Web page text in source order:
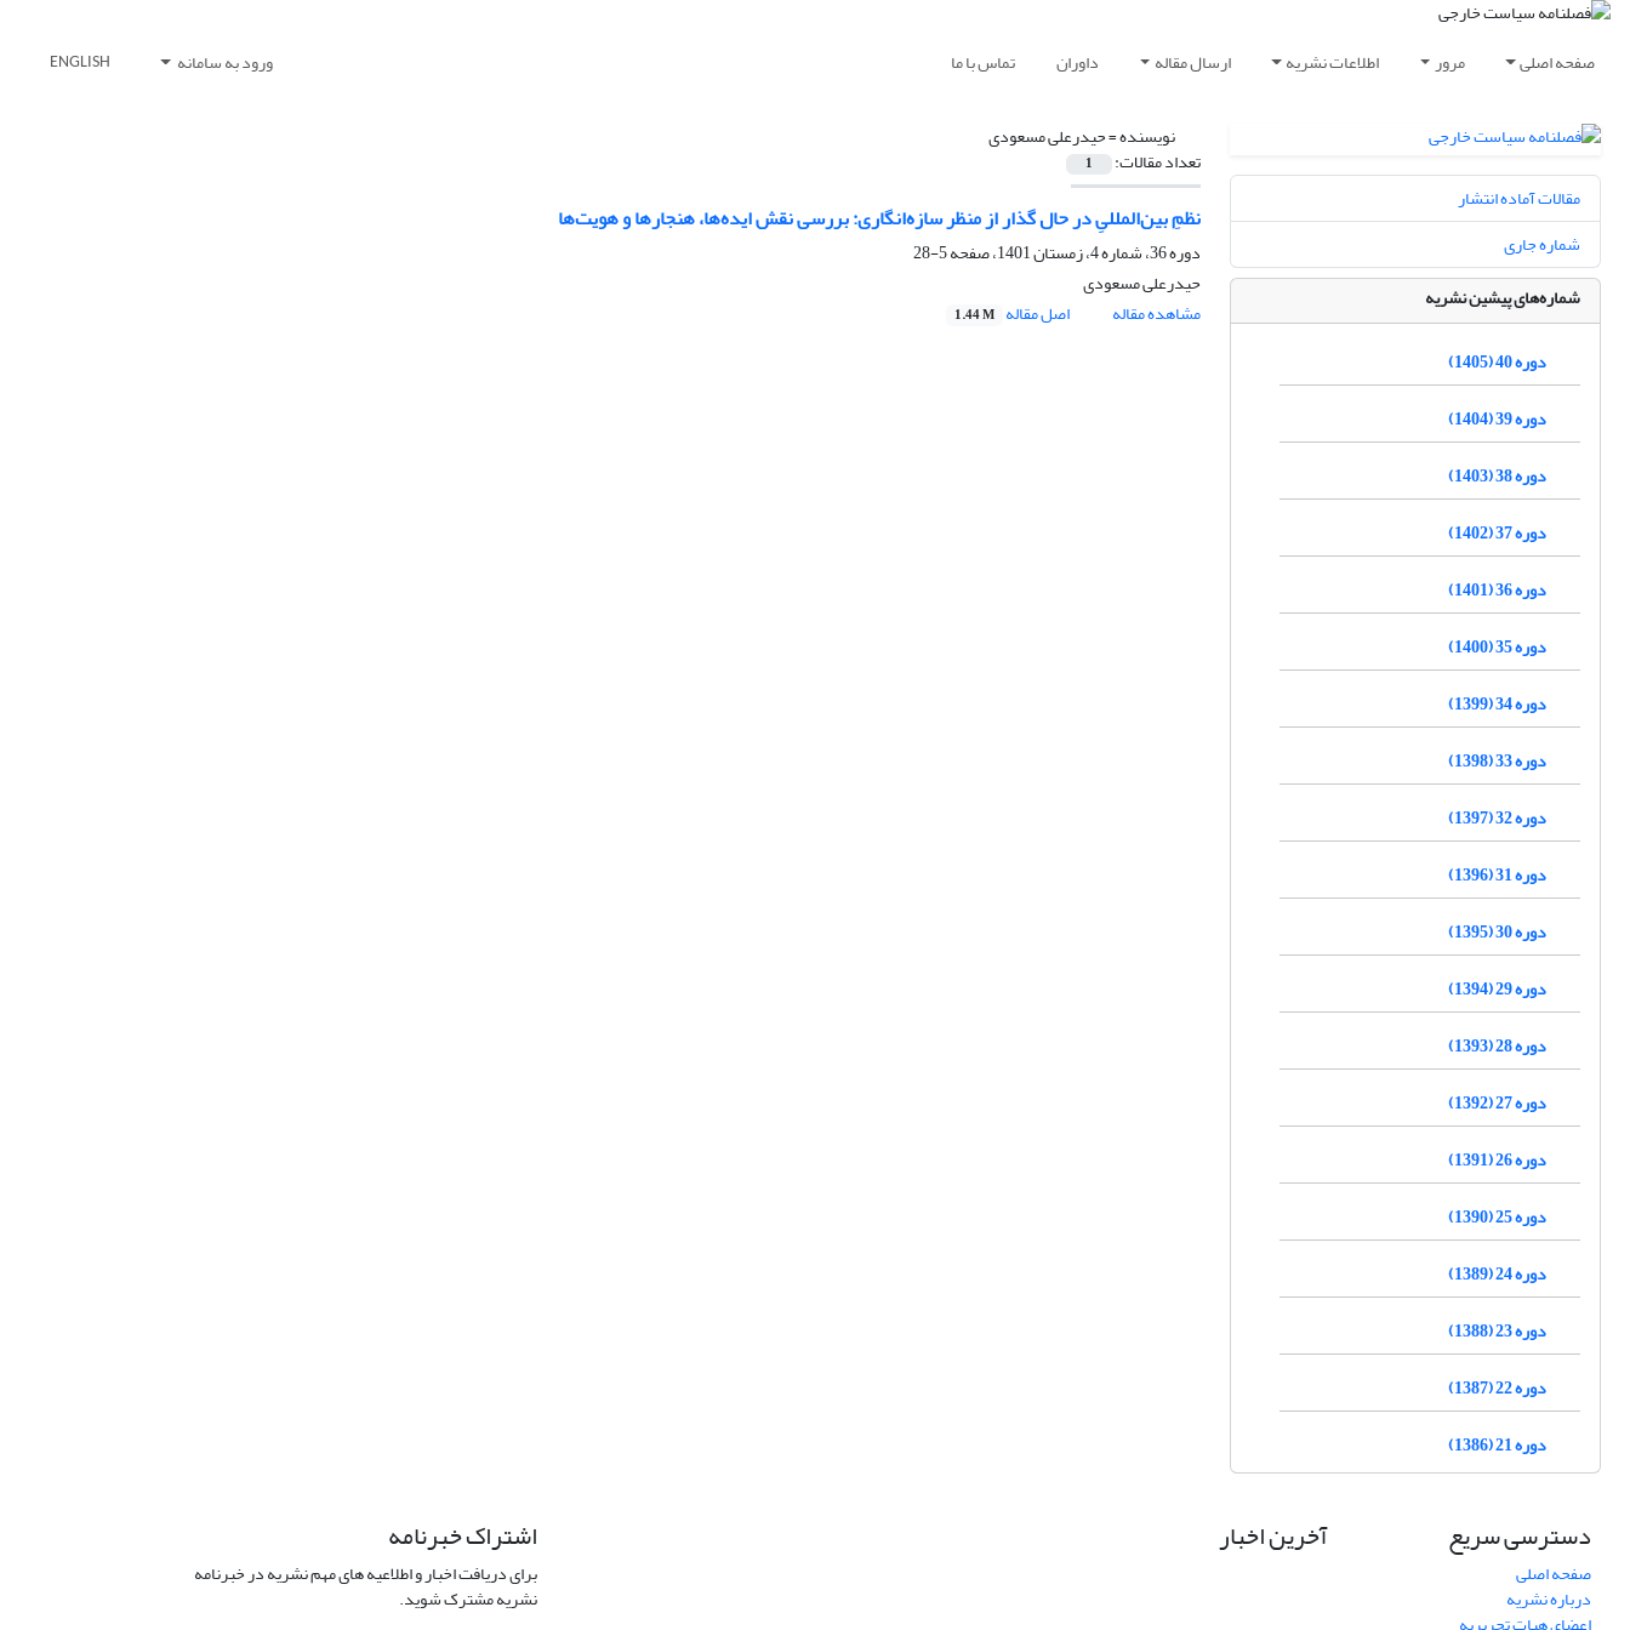
صفحه اصلی مرور اطلاعات نشریه ارسال مقاله داوران تماس با ما ورود به سامانه ENGLISH
نویسنده =حیدرعلی مسعودی
تعداد مقالات: 1
نظمِ بین‌المللیِ در حال گذار از منظر سازه‌انگاری: بررسی نقش ایده‌ها، هنجارها و هویت‌ها
دوره 36، شماره 4، زمستان 1401، صفحه
5-28
حیدرعلی مسعودی
مشاهده مقاله
اصل مقاله 1.44 M
مقالات آماده انتشار
شماره جاری
شماره‌های پیشین نشریه
دوره 40 (1405)
دوره 39 (1404)
دوره 38 (1403)
دوره 37 (1402)
دوره 36 (1401)
دوره 35 (1400)
دوره 34 (1399)
دوره 33 (1398)
دوره 32 (1397)
دوره 31 (1396)
دوره 30 (1395)
دوره 29 (1394)
دوره 28 (1393)
دوره 27 (1392)
دوره 26 (1391)
دوره 25 (1390)
دوره 24 (1389)
دوره 23 (1388)
دوره 22 (1387)
دوره 21 (1386)
دسترسی سریع
صفحه اصلی
درباره نشریه
آخرین اخبار اشتراک خبرنامه
برای دریافت اخبار و اطلاعیه های مهم نشریه در خبرنامه
نشریه مشترک شوید.